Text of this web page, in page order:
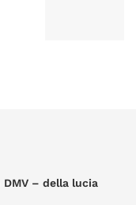
DMV – della lucia